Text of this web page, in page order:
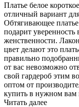
Платье белое
отличный вариант
Обтягивающее
подарит уверенность
женственности.
цвет делают это
правильно
от вас невозможно
свой гардероб этим
оптом от
купить в нужном вам
Читать далее